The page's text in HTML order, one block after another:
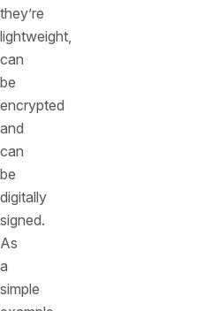
they’re
lightweight,
can
be
encrypted
and
can
be
digitally
signed.
As
a
simple